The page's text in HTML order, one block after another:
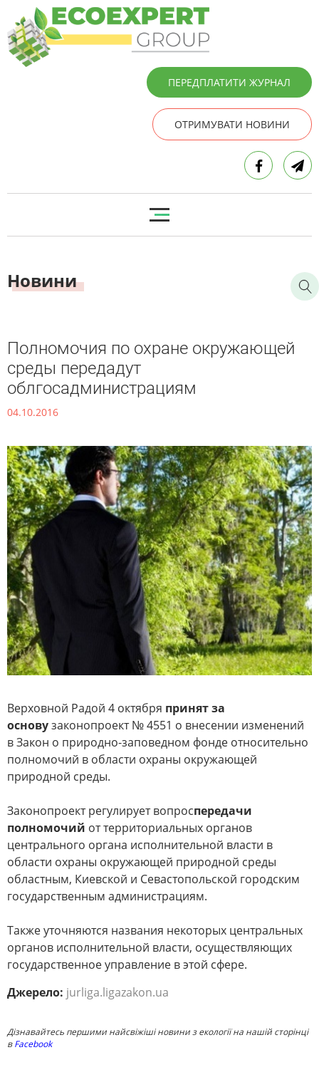
ПЕРЕДПЛАТИТИ ЖУРНАЛ
ОТРИМУВАТИ НОВИНИ
Новини
Полномочия по охране окружающей
среды передадут
облгосадминистрациям
04.10.2016
Верховной Радой 4 октября принят за
основузаконопроект № 4551 о внесении изменений
в Закон о природно-заповедном фонде относительно
полномочий в области охраны окружающей
природной среды.
Законопроект регулирует вопроспередачи
полномочий от территориальных органов
центрального органа исполнительной власти в
области охраны окружающей природной среды
областным, Киевской и Севастопольской городским
государственным администрациям.
Также уточняются названия некоторых центральных
органов исполнительной власти, осуществляющих
государственное управление в этой сфере.
Джерело: jurliga.ligazakon.ua
Дізнавайтесь першими найсвіжіші новини з екології на нашій сторінці
вFacebook